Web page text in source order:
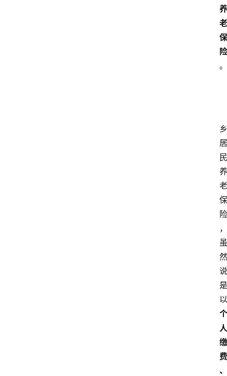
养
老
保
险
。
乡
居
民
养
老
保
险
，
虽
然
说
是
以
个
人
缴
费
、